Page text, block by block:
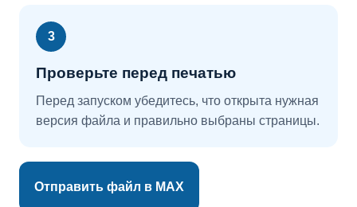
3
Проверьте перед печатью
Перед запуском убедитесь, что открыта нужная
версия файла и правильно выбраны страницы.
Отправить файл в MAX